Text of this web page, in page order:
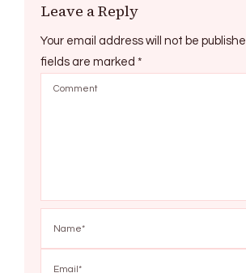
Leave a Reply
Your email address will not be
fields are marked *